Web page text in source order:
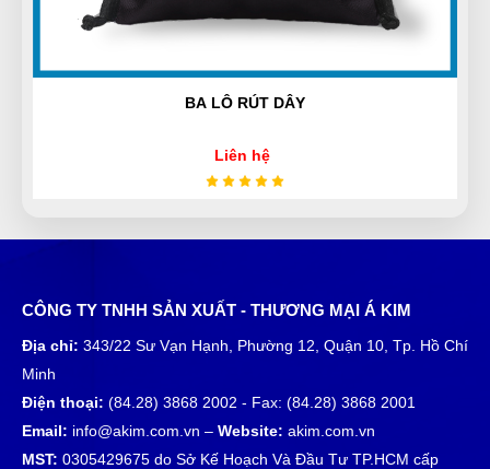
được bạn bè giới thiệu nên mới dùng thử, phải nói là
NĐ
Nguyễn Đông
Mua hàng vì chính sách và tin tưởng thông tin trên
website này
CÔNG TY TNHH SẢN XUẤT - THƯƠNG MẠI Á KIM
Địa chỉ: 343/22 Sư Vạn Hạnh, Phường 12, Quận 10, Tp. Hồ Chí
Minh
Điện thoại: (84.28) 3868 2002 - Fax: (84.28) 3868 2001
Email: info@akim.com.vn – Website: akim.com.vn
MST: 0305429675 do Sở Kế Hoạch Và Đầu Tư TP.HCM cấp